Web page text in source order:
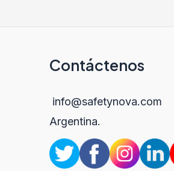
Contáctenos
info@safetynova.com
Argentina.